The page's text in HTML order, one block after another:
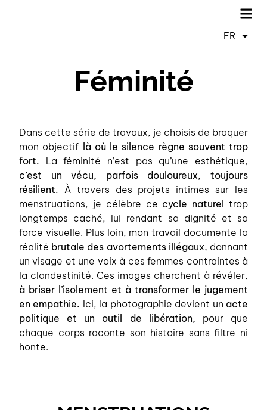
FR
ES
Féminité
Dans cette série de travaux, je choisis de braquer
mon objectif là où le silence règne souvent trop
fort. La féminité n’est pas qu’une esthétique,
c’est un vécu, parfois douloureux, toujours
résilient. À travers des projets intimes sur les
menstruations, je célèbre ce cycle naturel trop
longtemps caché, lui rendant sa dignité et sa
force visuelle. Plus loin, mon travail documente la
réalité brutale des avortements illégaux, donnant
un visage et une voix à ces femmes contraintes à
la clandestinité. Ces images cherchent à révéler,
à briser l’isolement et à transformer le jugement
en empathie. Ici, la photographie devient un acte
politique et un outil de libération, pour que
chaque corps raconte son histoire sans filtre ni
honte.